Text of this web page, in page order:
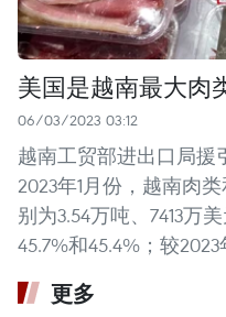
美国是越南最大肉
06/03/2023 03:12
越南工贸部进出口局援
2023年1月份，越南肉
别为3.54万吨、7413万
45.7%和45.4%；较2023
更多